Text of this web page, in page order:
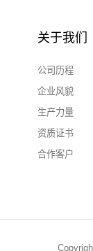
关于我们
公司历程
企业风貌
生产力量
资质证书
合作客户